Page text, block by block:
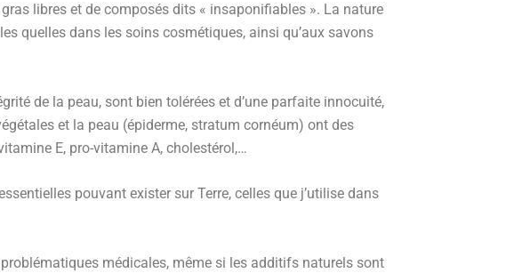
libres et de composés dits « insaponifiables ». La nature
quelles dans les soins cosmétiques, ainsi qu’aux savons
de la peau, sont bien tolérées et d’une parfaite innocuité,
et la peau (épiderme, stratum cornéum) ont des
E, pro-vitamine A, cholestérol,…
pouvant exister sur Terre, celles que j’utilise dans
médicales, même si les additifs naturels sont